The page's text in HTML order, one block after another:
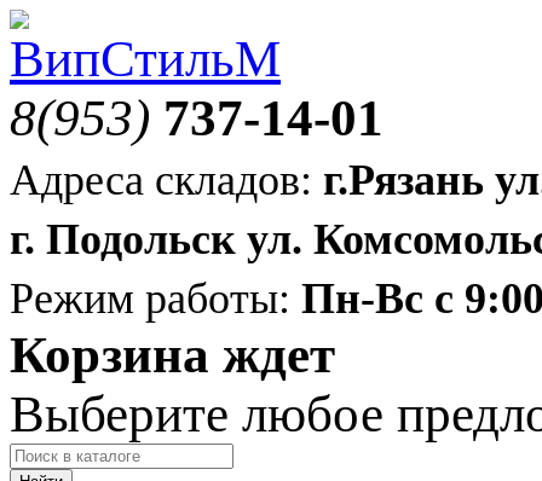
8(953) 737-14-01
Адреса складов: г.Рязань
г. Подольск ул.
Режим работы: Пн-Вс с
Корзина ждет
Выберите любое